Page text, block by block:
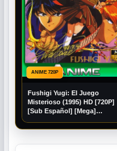
ANIME 720P
Fushigi Yugi: El Juego
Misterioso (1995) HD [720P]
[Sub Español] [Mega]